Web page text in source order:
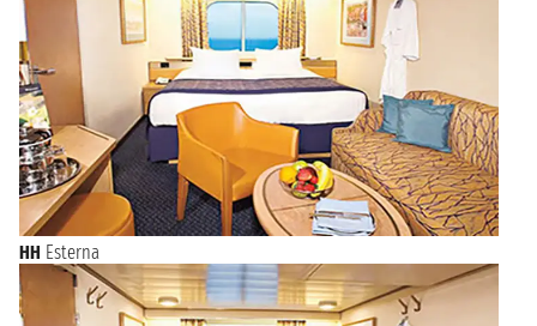
HH Esterna